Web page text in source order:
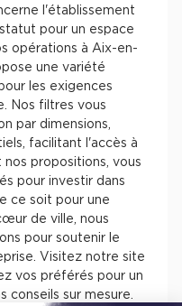
l'établissement
pour un espace
opérations à Aix-en-
une variété
les exigences
Nos filtres vous
par dimensions,
facilitant l'accès à
propositions, vous
pour investir dans
ce soit pour une
de ville, nous
pour soutenir le
Visitez notre site
vos préférés pour un
conseils sur mesure.